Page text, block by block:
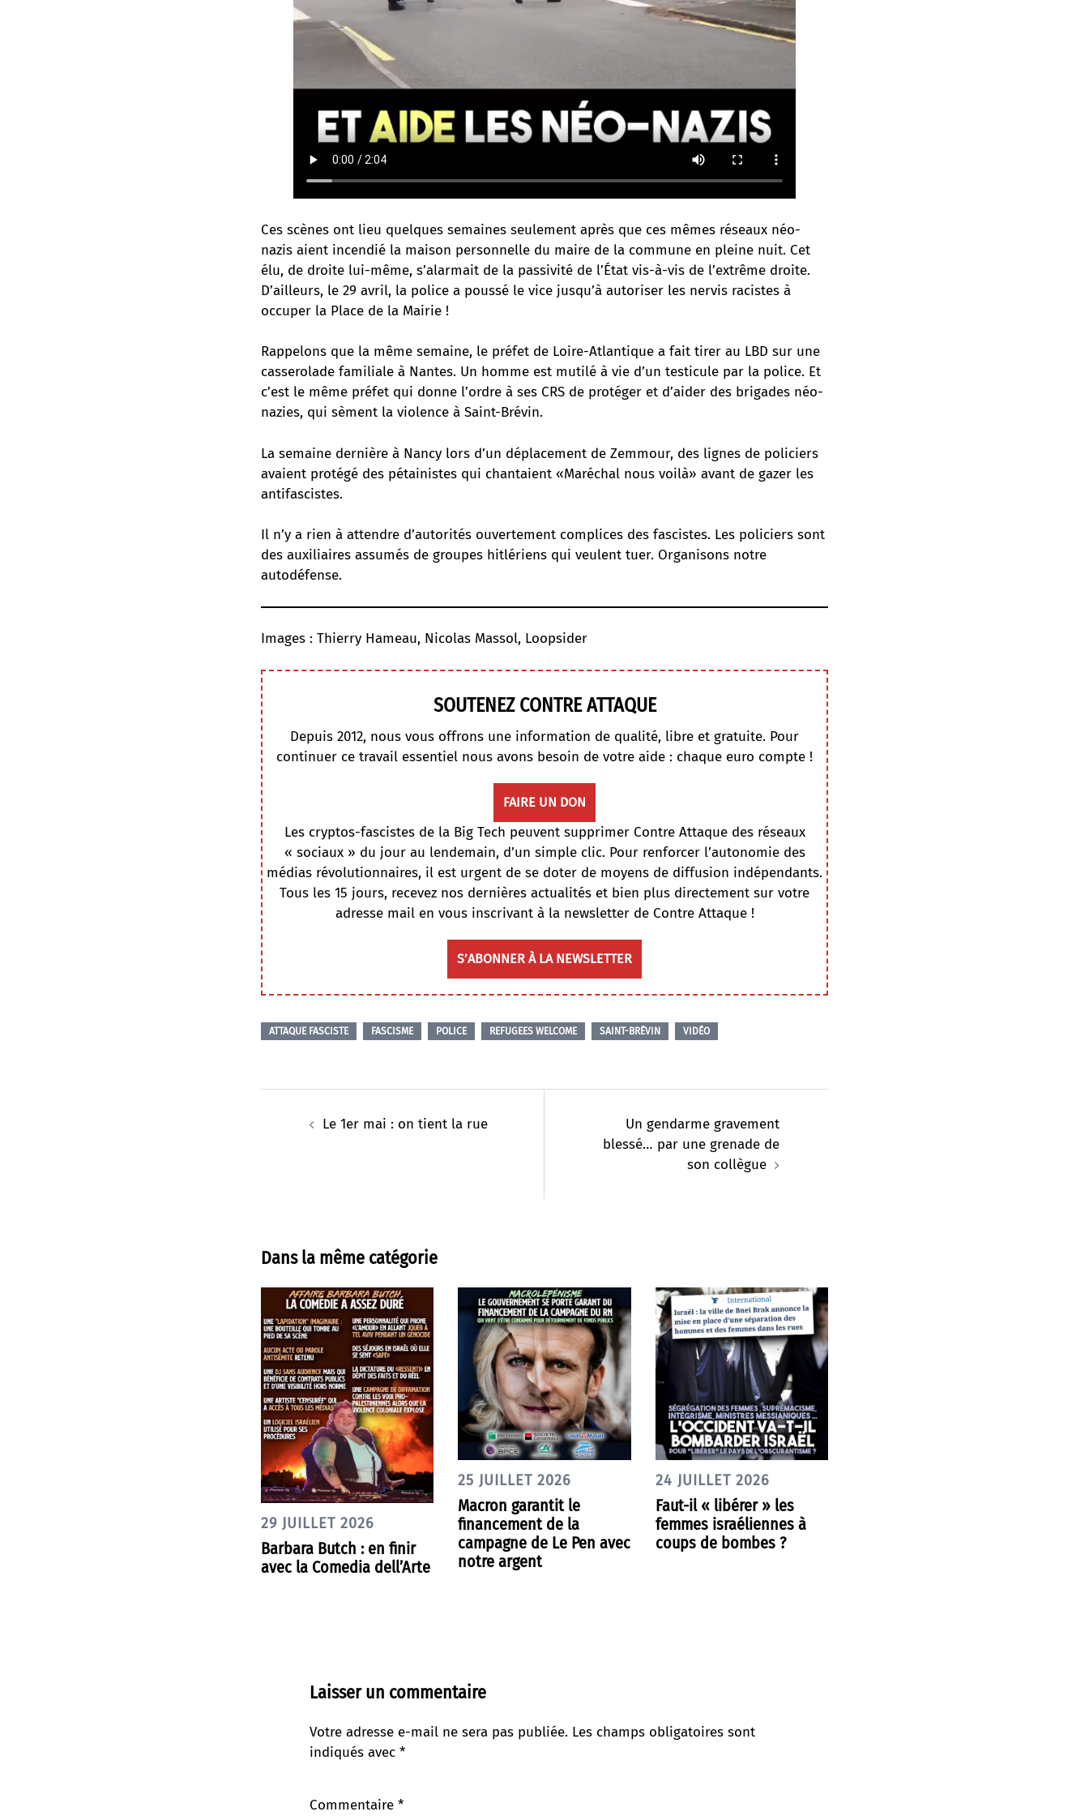
Ces scènes ont lieu quelques semaines seulement après que ces mêmes réseaux néo-
nazis aient incendié la maison personnelle du maire de la commune en pleine nuit. Cet
élu, de droite lui-même, s’alarmait de la passivité de l’État vis-à-vis de l’extrême droite.
D’ailleurs, le 29 avril, la police a poussé le vice jusqu’à autoriser les nervis racistes à
occuper la Place de la Mairie !
Rappelons que la même semaine, le préfet de Loire-Atlantique a fait tirer au LBD sur une
casserolade familiale à Nantes. Un homme est mutilé à vie d’un testicule par la police. Et
c’est le même préfet qui donne l’ordre à ses CRS de protéger et d’aider des brigades néo-
nazies, qui sèment la violence à Saint-Brévin.
La semaine dernière à Nancy lors d’un déplacement de Zemmour, des lignes de policiers
avaient protégé des pétainistes qui chantaient «Maréchal nous voilà» avant de gazer les
antifascistes.
Il n’y a rien à attendre d’autorités ouvertement complices des fascistes. Les policiers sont
des auxiliaires assumés de groupes hitlériens qui veulent tuer. Organisons notre
autodéfense.
Images : Thierry Hameau, Nicolas Massol, Loopsider
SOUTENEZ CONTRE ATTAQUE
Depuis 2012, nous vous offrons une information de qualité, libre et gratuite. Pour
continuer ce travail essentiel nous avons besoin de votre aide : chaque euro compte !
FAIRE UN DON
Les cryptos-fascistes de la Big Tech peuvent supprimer Contre Attaque des réseaux
« sociaux » du jour au lendemain, d’un simple clic. Pour renforcer l’autonomie des
médias révolutionnaires, il est urgent de se doter de moyens de diffusion indépendants.
Tous les 15 jours, recevez nos dernières actualités et bien plus directement sur votre
adresse mail en vous inscrivant à la newsletter de Contre Attaque !
S’ABONNER À LA NEWSLETTER
ATTAQUE FASCISTE FASCISME POLICE REFUGEES WELCOME SAINT-BRÉVIN VIDÉO
d’articleLe 1er mai : on tient la rue
Un gendarme gravement
blessé… par une grenade de
son collègue
Dans la même catégorie
29 JUILLET 2026
Barbara Butch : en finir
avec la Comedia dell’Arte
25 JUILLET 2026
Macron garantit le
financement de la
campagne de Le Pen avec
notre argent
24 JUILLET 2026
Faut-il « libérer » les
femmes israéliennes à
coups de bombes ?
Laisser un commentaire
Votre adresse e-mail ne sera pas publiée. Les champs obligatoires sont
indiqués avec *
Commentaire *